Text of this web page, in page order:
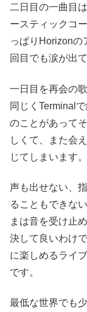
二日目の一曲目は
ースティックコ
っぱりHorizonの
回目でも涙が出
一日目を再会の
同じくTerminal
のことがあって
しくて、また会
じてしまいます。
声も出せない、
ることもできな
まは音を受け止
決して良いわけ
に楽しめるライ
です。
最低な世界でも